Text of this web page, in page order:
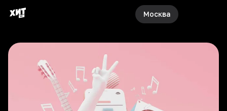
Москва